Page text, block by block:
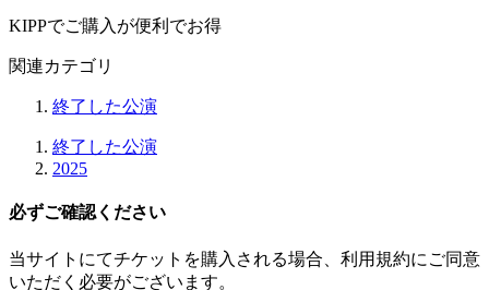
KIPPでご購入が便利でお得
関連カテゴリ
終了した公演
終了した公演
2025
必ずご確認ください
当サイトにてチケットを購入される場合、 利用規約にご同意
いただく必要がございます。